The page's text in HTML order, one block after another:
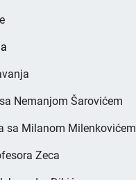
Nemanjom Šarovićem
sa Milanom Milenkovićem
Zeca